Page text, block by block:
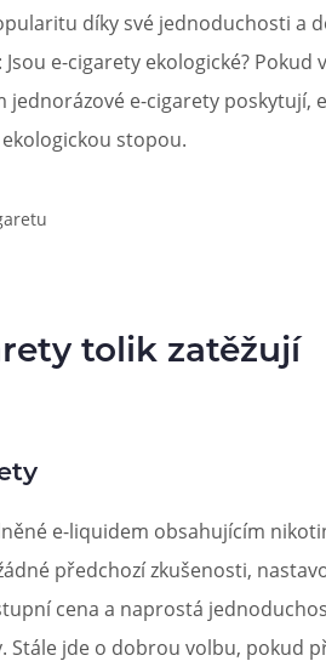
čeho se rozhodnout
vědět
si myslíte
díky své jednoduchosti a
e-cigarety ekologické?
e-cigarety poskytují,
stopou.
tolik zatěžují
e-liquidem obsahujícím
předchozí zkušenosti,
cena a naprostá
Stále jde o dobrou volbu, pokud